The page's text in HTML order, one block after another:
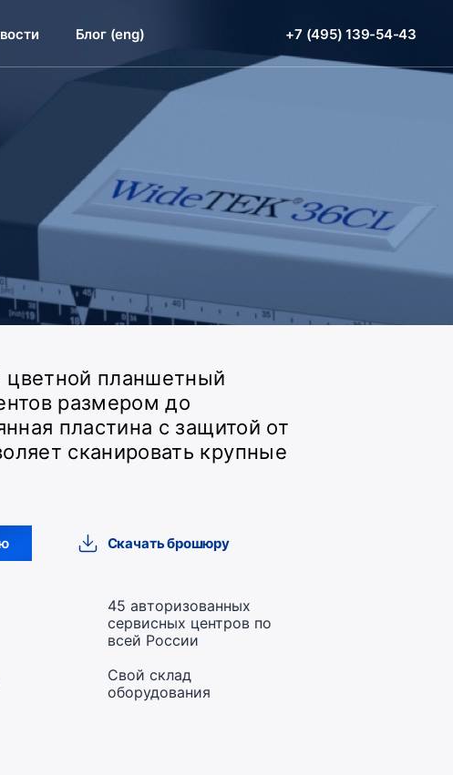
Блог (eng) +7 (495) 139-54-43
планшетный
размером до
пластина с защитой от
сканировать крупные
Скачать брошюру
45 авторизованных
сервисных центров по
всей России
Свой склад
оборудования